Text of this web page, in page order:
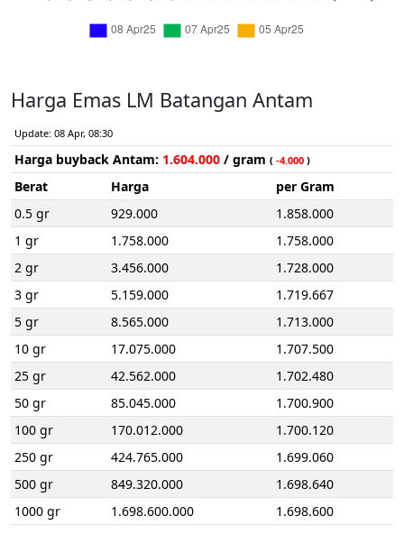
Harga Emas LM Batangan Antam
Update: 08 Apr, 08:30
Harga buyback Antam: 1.604.000 / gram ( -4.000 )
Berat Harga
per Gram
0.5 gr
929.000
1.858.000
1 gr
1.758.000
1.758.000
2 gr
3.456.000
1.728.000
3 gr
5.159.000
1.719.667
5 gr
8.565.000
1.713.000
10 gr
17.075.000
1.707.500
25 gr
42.562.000
1.702.480
50 gr
85.045.000
1.700.900
100 gr
170.012.000
1.700.120
250 gr
424.765.000
1.699.060
500 gr
849.320.000
1.698.640
1000 gr
1.698.600.000 1.698.600